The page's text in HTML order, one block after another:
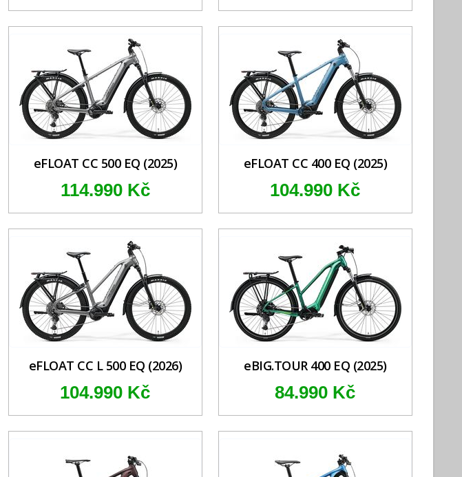
eFLOAT CC 500 EQ (2025)
114.990 Kč
eFLOAT CC 400 EQ (2025)
104.990 Kč
eFLOAT CC L 500 EQ (2026)
104.990 Kč
eBIG.TOUR 400 EQ (2025)
84.990 Kč